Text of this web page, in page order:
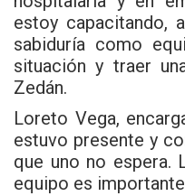
estoy capacitando,
sabiduría como
situación y traer
Zedán.
Loreto Vega,
estuvo presente y
que uno no espera.
equipo es